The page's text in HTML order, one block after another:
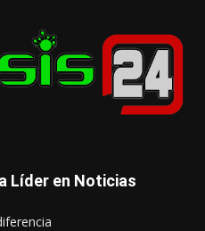
Líder en Noticias